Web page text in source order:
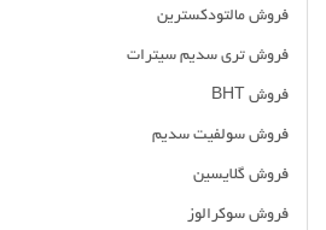
فروش مالتودکسترین
فروش تری سدیم سیترات
فروش BHT
فروش سولفیت سدیم
فروش گلایسین
فروش سوکرالوز